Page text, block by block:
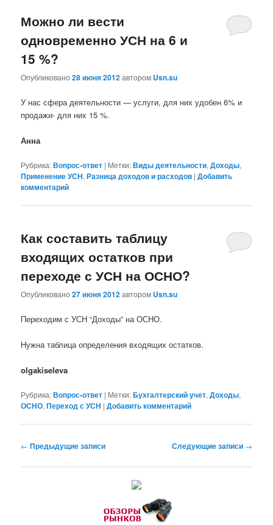
Можно ли вести
одновременно УСН на 6 и
15 %?
Опубликовано28 июня 2012автором Usn.su
У нас сфера деятельности — услуги, для них удобен 6% и
продажи- для них 15 %.
Анна
Рубрика:Вопрос-ответ | Метки:Виды деятельности,Доходы,
Применение УСН,Разница доходов и расходов |Добавить
комментарий
Как составить таблицу
входящих остатков при
переходе с УСН на ОСНО?
Опубликовано27 июня 2012автором Usn.su
Переходим с УСН “Доходы” на ОСНО.
Нужна таблица определения входящих остатков.
olgakiseleva
Рубрика:Вопрос-ответ | Метки:Бухгалтерский учет,Доходы,
ОСНО,Переход с УСН |Добавить комментарий
Навигация по записям
← Предыдущие записи Следующие записи →